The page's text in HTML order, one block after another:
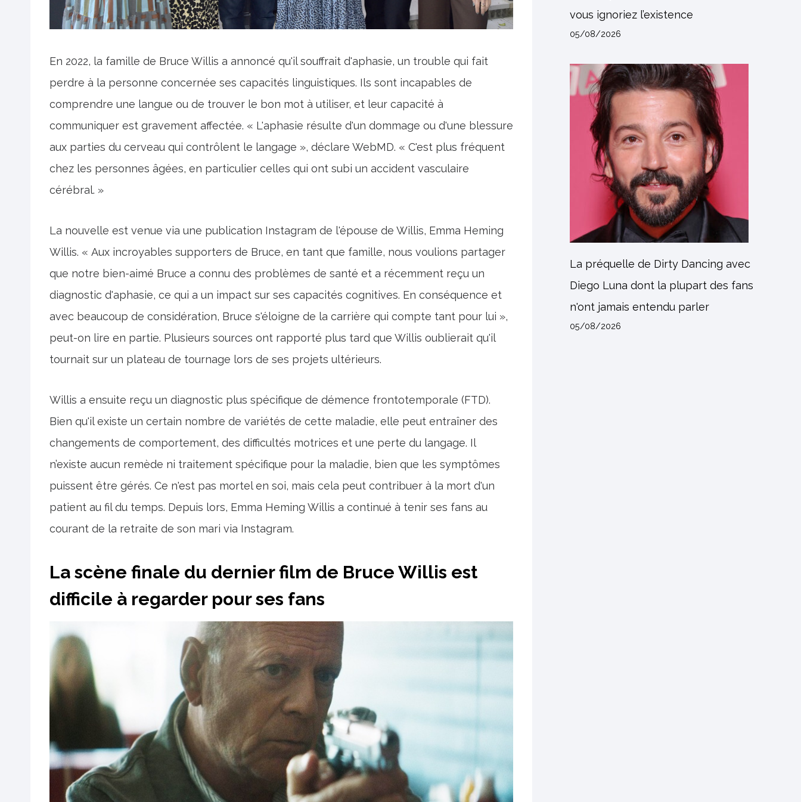
En 2022, la famille de Bruce Willis a annoncé qu'il souffrait d'aphasie, un trouble qui fait
perdre à la personne concernée ses capacités linguistiques. Ils sont incapables de
comprendre une langue ou de trouver le bon mot à utiliser, et leur capacité à
communiquer est gravement affectée. « L'aphasie résulte d'un dommage ou d'une blessure
aux parties du cerveau qui contrôlent le langage », déclare WebMD. « C'est plus fréquent
chez les personnes âgées, en particulier celles qui ont subi un accident vasculaire
cérébral. »
La nouvelle est venue via une publication Instagram de l'épouse de Willis, Emma Heming
Willis. « Aux incroyables supporters de Bruce, en tant que famille, nous voulions partager
que notre bien-aimé Bruce a connu des problèmes de santé et a récemment reçu un
diagnostic d'aphasie, ce qui a un impact sur ses capacités cognitives. En conséquence et
avec beaucoup de considération, Bruce s'éloigne de la carrière qui compte tant pour lui »,
peut-on lire en partie. Plusieurs sources ont rapporté plus tard que Willis oublierait qu'il
tournait sur un plateau de tournage lors de ses projets ultérieurs.
Willis a ensuite reçu un diagnostic plus spécifique de démence frontotemporale (FTD).
Bien qu'il existe un certain nombre de variétés de cette maladie, elle peut entraîner des
changements de comportement, des difficultés motrices et une perte du langage. Il
n’existe aucun remède ni traitement spécifique pour la maladie, bien que les symptômes
puissent être gérés. Ce n'est pas mortel en soi, mais cela peut contribuer à la mort d'un
patient au fil du temps. Depuis lors, Emma Heming Willis a continué à tenir ses fans au
courant de la retraite de son mari via Instagram.
La scène finale du dernier film de Bruce Willis est
difficile à regarder pour ses fans
vous ignoriez l’existence
05/08/2026
La préquelle de Dirty Dancing avec
Diego Luna dont la plupart des fans
n'ont jamais entendu parler
05/08/2026